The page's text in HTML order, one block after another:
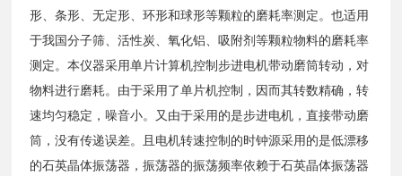
形、条形、无定形、环形和球形等颗粒的磨耗率测定。也适用
于我国分子筛、活性炭、氧化铝、吸附剂等颗粒物料的磨耗率
测定。本仪器采用单片计算机控制步进电机带动磨筒转动，对
物料进行磨耗。由于采用了单片机控制，因而其转数精确，转
速均匀稳定，噪音小。又由于采用的是步进电机，直接带动磨
筒，没有传递误差。且电机转速控制的时钟源采用的是低漂移
的石英晶体振荡器，振荡器的振荡频率依赖于石英晶体振荡器